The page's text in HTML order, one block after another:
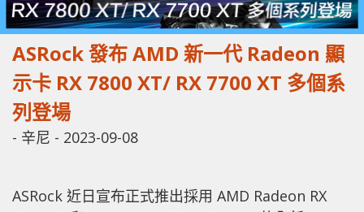
ASRock 發布 AMD 新一代 Radeon 顯
示卡 RX 7800 XT/ RX 7700 XT 多個系
列登場
- 辛尼 - 2023-09-08
ASRock 近日宣布正式推出採用 AMD Radeon RX